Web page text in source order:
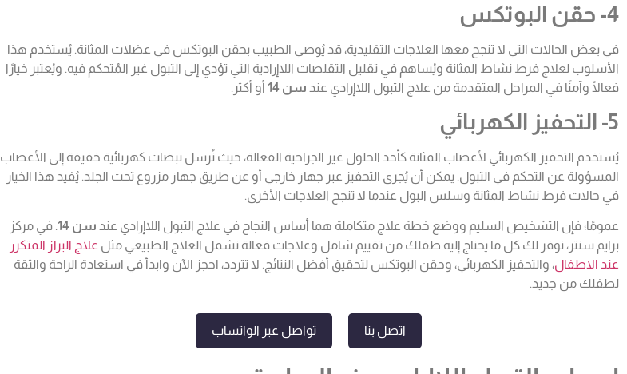
4- حقن البوتكس
في بعض الحالات التي لا تنجح معها العلاجات التقليدية، قد يُوصي الطبيب بحقن البوتكس في عضلات المثانة. يُستخدم هذا
الأسلوب لعلاج فرط نشاط المثانة ويُساهم في تقليل التقلصات اللاإرادية التي تؤدي إلى التبول غير المُتحكم فيه. ويُعتبر خيارًا
فعالًا وآمنًا في المراحل المتقدمة من علاج التبول اللاإرادي عند سن 14 أو أكثر.
5- التحفيز الكهربائي
يُستخدم التحفيز الكهربائي لأعصاب المثانة كأحد الحلول غير الجراحية الفعالة، حيث تُرسل نبضات كهربائية خفيفة إلى الأعصاب
المسؤولة عن التحكم في التبول. يمكن أن يُجرى التحفيز عبر جهاز خارجي أو عن طريق جهاز مزروع تحت الجلد. يُفيد هذا الخيار
في حالات فرط نشاط المثانة وسلس البول عندما لا تنجح العلاجات الأخرى.
عمومًا؛ فإن التشخيص السليم ووضع خطة علاج متكاملة هما أساس النجاح في علاج التبول اللاإرادي عند سن 14
. في مركز
برايم سنتر، نوفر لك كل ما يحتاج إليه طفلك من تقييم شامل وعلاجات فعالة تشمل العلاج الطبيعي مثل علاج البراز المتكرر
عند الاطفال، والتحفيز الكهربائي، وحقن البوتكس لتحقيق أفضل النتائج. لا تتردد، احجز الآن وابدأ في استعادة الراحة والثقة
لطفلك من جديد.
اتصل بنا تواصل عبر الواتساب